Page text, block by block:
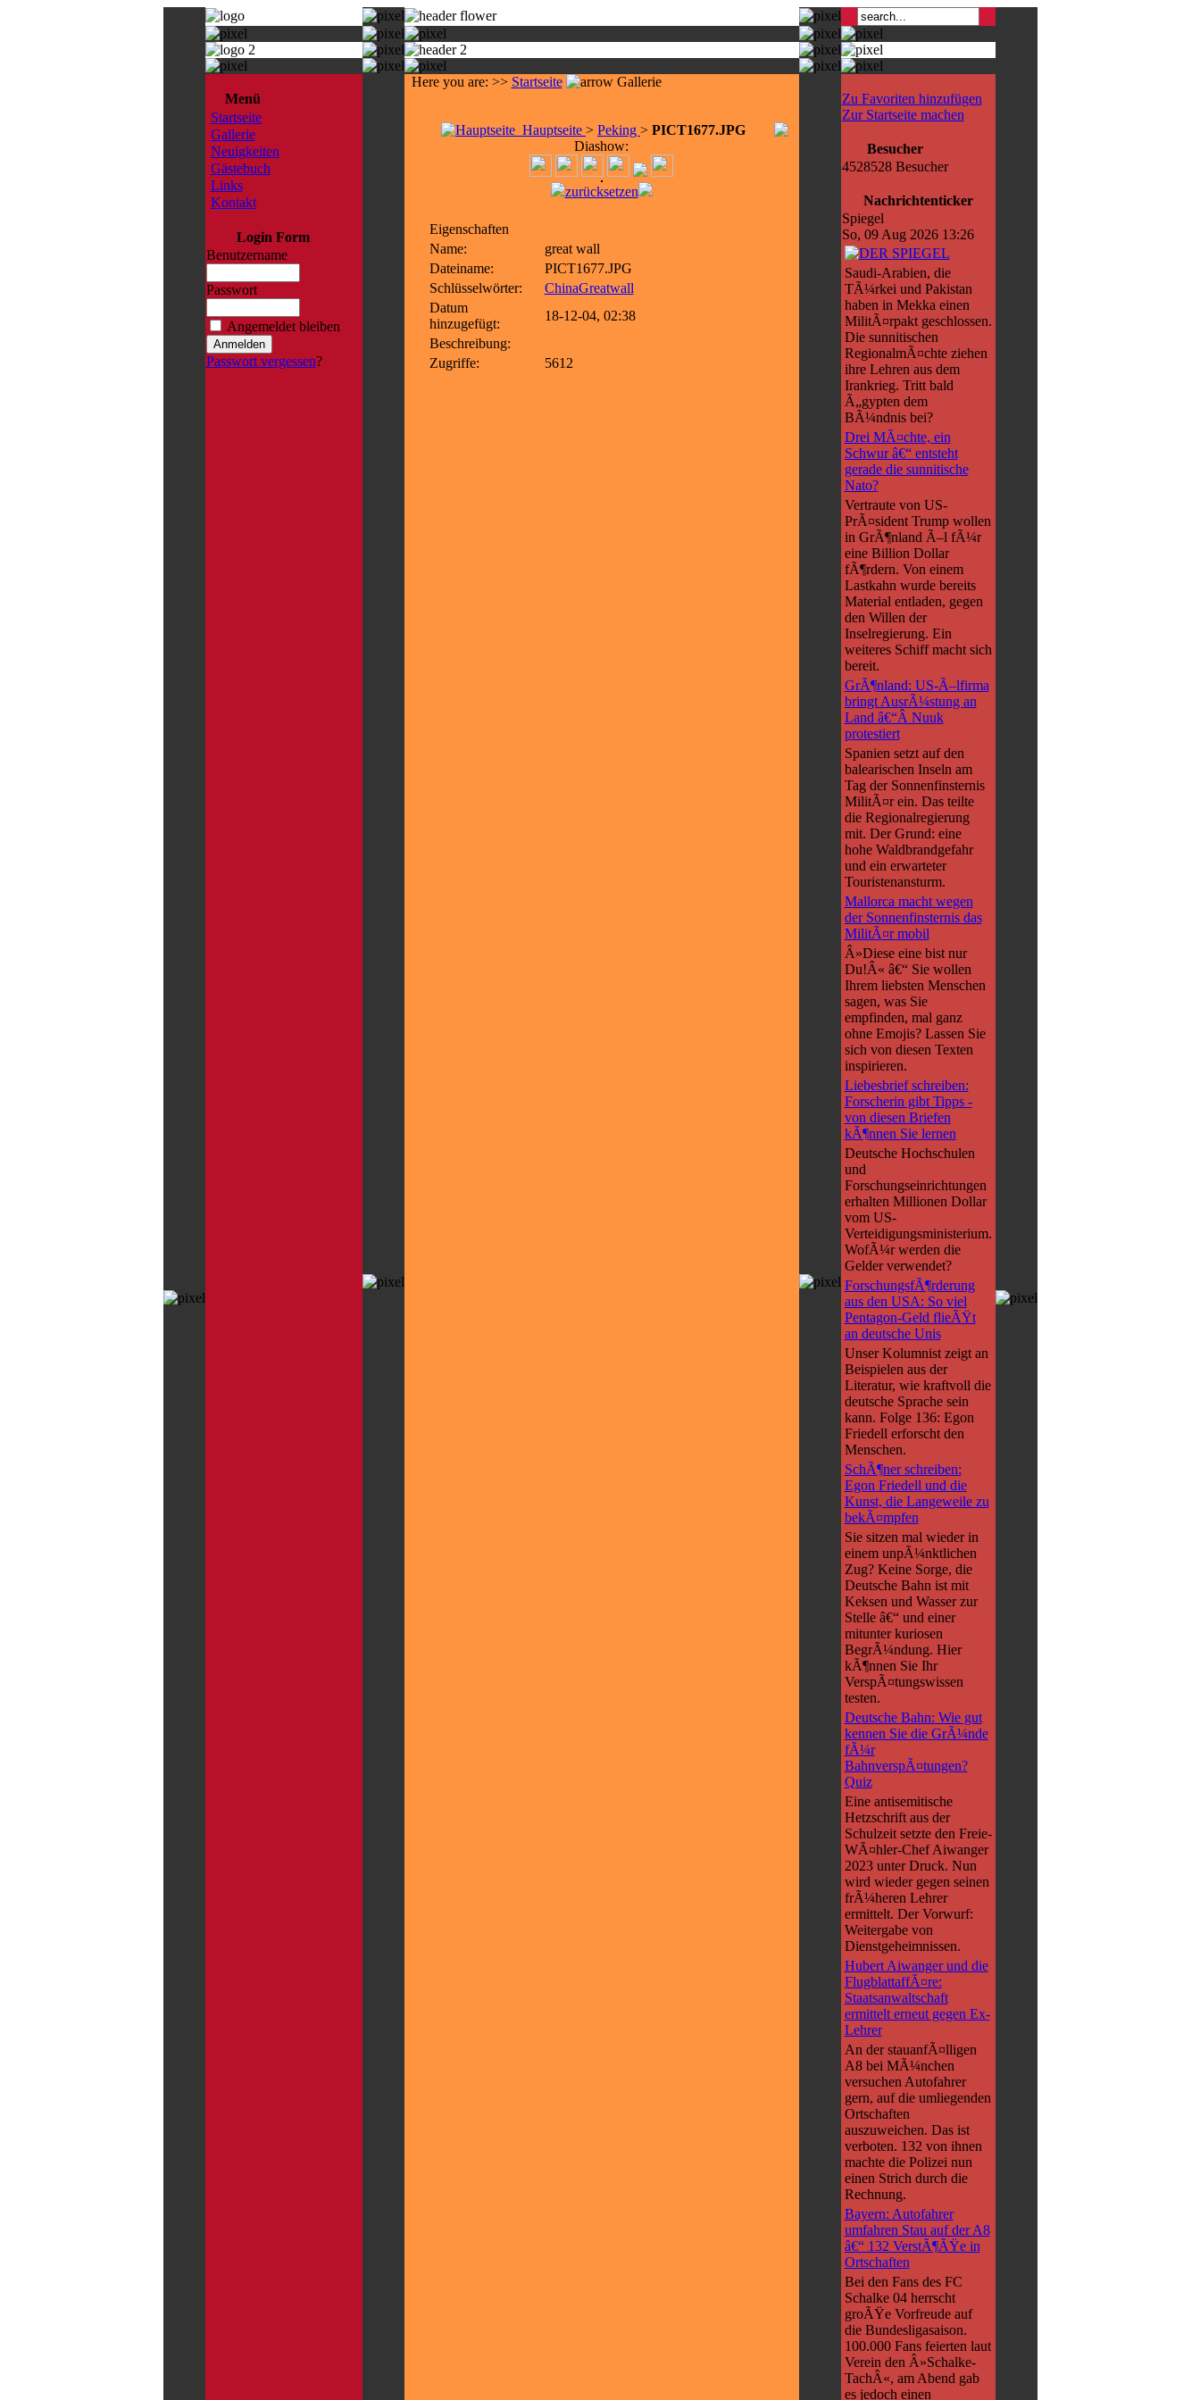
Menü
Startseite
Gallerie
Neuigkeiten
Gästebuch
Links
Kontakt
Login Form
Benutzername
Passwort
Angemeldet bleiben
Passwort vergessen?
Here you are: >> Startseite Gallerie
Hauptseite > Peking > PICT1677.JPG
Diashow:
zurücksetzen
Eigenschaften
Name:
great wall
Dateiname:
PICT1677.JPG
Schlüsselwörter:
ChinaGreatwall
Datum
hinzugefügt:
18-12-04, 02:38
Beschreibung:
Zugriffe:
5612
Zu Favoriten hinzufügen
Zur Startseite machen
Besucher
4528528 Besucher
Nachrichtenticker
Spiegel
So, 09 Aug 2026 13:26
Saudi-Arabien, die
TÃ¼rkei und Pakistan
haben in Mekka einen
MilitÃ¤rpakt geschlossen.
Die sunnitischen
RegionalmÃ¤chte ziehen
ihre Lehren aus dem
Irankrieg. Tritt bald
Ã„gypten dem
BÃ¼ndnis bei?
Drei MÃ¤chte, ein
Schwur â€“ entsteht
gerade die sunnitische
Nato?
Vertraute von US-
PrÃ¤sident Trump wollen
in GrÃ¶nland Ã–l fÃ¼r
eine Billion Dollar
fÃ¶rdern. Von einem
Lastkahn wurde bereits
Material entladen, gegen
den Willen der
Inselregierung. Ein
weiteres Schiff macht sich
bereit.
GrÃ¶nland: US-Ã–lfirma
bringt AusrÃ¼stung an
Land â€“Â Nuuk
protestiert
Spanien setzt auf den
balearischen Inseln am
Tag der Sonnenfinsternis
MilitÃ¤r ein. Das teilte
die Regionalregierung
mit. Der Grund: eine
hohe Waldbrandgefahr
und ein erwarteter
Touristenansturm.
Mallorca macht wegen
der Sonnenfinsternis das
MilitÃ¤r mobil
Â»Diese eine bist nur
Du!Â« â€“ Sie wollen
Ihrem liebsten Menschen
sagen, was Sie
empfinden, mal ganz
ohne Emojis? Lassen Sie
sich von diesen Texten
inspirieren.
Liebesbrief schreiben:
Forscherin gibt Tipps -
von diesen Briefen
kÃ¶nnen Sie lernen
Deutsche Hochschulen
und
Forschungseinrichtungen
erhalten Millionen Dollar
vom US-
Verteidigungsministerium.
WofÃ¼r werden die
Gelder verwendet?
ForschungsfÃ¶rderung
aus den USA: So viel
Pentagon-Geld flieÃŸt
an deutsche Unis
Unser Kolumnist zeigt an
Beispielen aus der
Literatur, wie kraftvoll die
deutsche Sprache sein
kann. Folge 136: Egon
Friedell erforscht den
Menschen.
SchÃ¶ner schreiben:
Egon Friedell und die
Kunst, die Langeweile zu
bekÃ¤mpfen
Sie sitzen mal wieder in
einem unpÃ¼nktlichen
Zug? Keine Sorge, die
Deutsche Bahn ist mit
Keksen und Wasser zur
Stelle â€“ und einer
mitunter kuriosen
BegrÃ¼ndung. Hier
kÃ¶nnen Sie Ihr
VerspÃ¤tungswissen
testen.
Deutsche Bahn: Wie gut
kennen Sie die GrÃ¼nde
fÃ¼r
BahnverspÃ¤tungen?
Quiz
Eine antisemitische
Hetzschrift aus der
Schulzeit setzte den Freie-
WÃ¤hler-Chef Aiwanger
2023 unter Druck. Nun
wird wieder gegen seinen
frÃ¼heren Lehrer
ermittelt. Der Vorwurf:
Weitergabe von
Dienstgeheimnissen.
Hubert Aiwanger und die
FlugblattaffÃ¤re:
Staatsanwaltschaft
ermittelt erneut gegen Ex-
Lehrer
An der stauanfÃ¤lligen
A8 bei MÃ¼nchen
versuchen Autofahrer
gern, auf die umliegenden
Ortschaften
auszuweichen. Das ist
verboten. 132 von ihnen
machte die Polizei nun
einen Strich durch die
Rechnung.
Bayern: Autofahrer
umfahren Stau auf der A8
â€“ 132 VerstÃ¶ÃŸe in
Ortschaften
Bei den Fans des FC
Schalke 04 herrscht
groÃŸe Vorfreude auf
die Bundesligasaison.
100.000 Fans feierten laut
Verein den Â»Schalke-
TachÂ«, am Abend gab
es jedoch einen